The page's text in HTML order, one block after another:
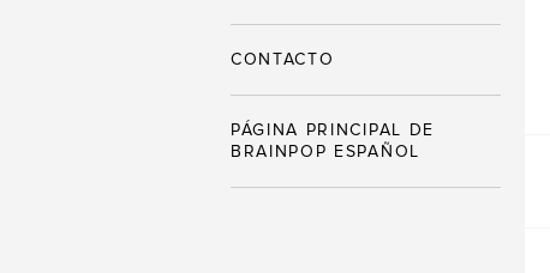
CONTACTO
PÁGINA PRINCIPAL DE
BRAINPOP ESPAÑOL